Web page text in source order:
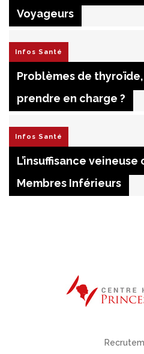
Voyageurs
Infos Santé
Problèmes de
prendre en charge ?
Infos Santé
L’insuffisance
Membres Inférieurs